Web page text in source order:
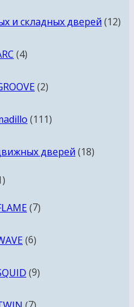
и складных дверей 1212
44
22
111111
дверей 1818
11
77
66
99
7